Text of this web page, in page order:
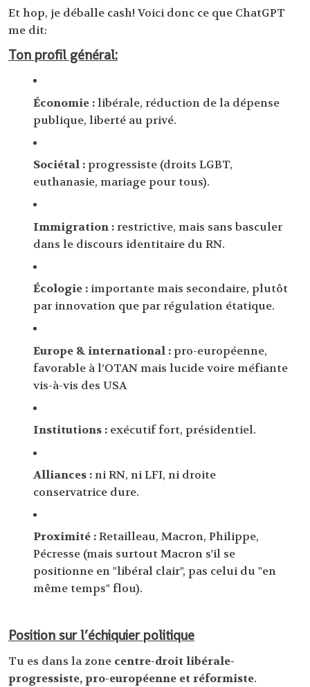
Et hop, je déballe cash! Voici donc ce que ChatGPT
me dit:
Ton profil général:
Économie :libérale, réduction de la dépense
publique, liberté au privé.
Sociétal :progressiste (droits LGBT,
euthanasie, mariage pour tous).
Immigration :restrictive, mais sans basculer
dans le discours identitaire du RN.
Écologie :importante mais secondaire, plutôt
par innovation que par régulation étatique.
Europe & international :pro-européenne,
favorable à l’OTAN mais lucide voire méfiante
vis-à-vis des USA
Institutions : exécutif fort, présidentiel.
Alliances :ni RN, ni LFI, ni droite
conservatrice dure.
Proximité :Retailleau, Macron, Philippe,
Pécresse (mais surtout Macron s'il se
positionne en "libéral clair", pas celui du "en
même temps" flou).
Position sur l’échiquier politique
Tu es dans la zone centre-droit libérale-
progressiste, pro-européenne et réformiste.